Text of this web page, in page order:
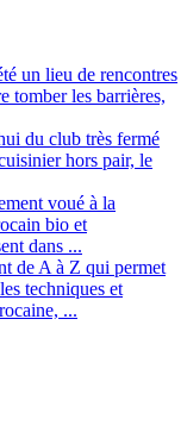
un lieu de rencontres
tomber les barrières,
du club très fermé
hors pair, le
voué à la
bio et
dans ...
de A à Z qui permet
techniques et
...